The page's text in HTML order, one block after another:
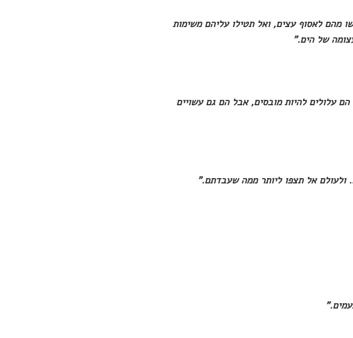
מהם לאסוף עצים, ואל תטילו עליהם משימות
של הים."
עלולים להיות מובסים, אבל הם גם עשויים